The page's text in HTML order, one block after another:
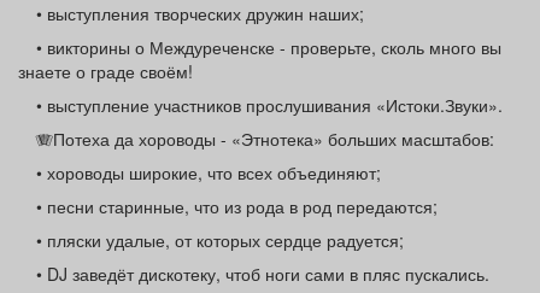
• выступления творческих дружин наших;
• викторины о Междуреченске - проверьте, сколь много вы
знаете о граде своём!
• выступление участников прослушивания «Истоки.Звуки».
🪗Потеха да хороводы - «Этнотека» больших масштабов:
• хороводы широкие, что всех объединяют;
• песни старинные, что из рода в род передаются;
• пляски удалые, от которых сердце радуется;
• DJ заведёт дискотеку, чтоб ноги сами в пляс пускались.